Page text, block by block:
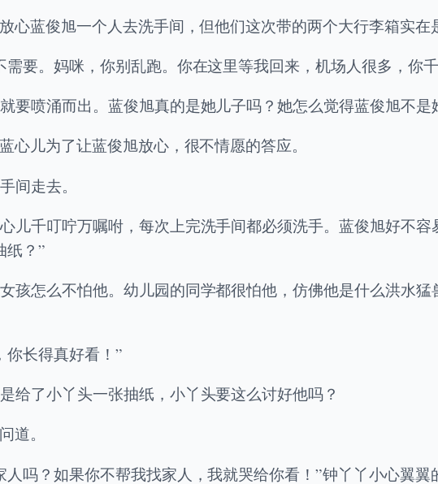
心蓝俊旭一个人去洗手间，但他们这次带的两个大行李箱实在
要。妈咪，你别乱跑。你在这里等我回来，机场人很多，你
要喷涌而出。蓝俊旭真的是她儿子吗？她怎么觉得蓝俊旭不是
心儿为了让蓝俊旭放心，很不情愿的答应。
间走去。
儿千叮咛万嘱咐，每次上完洗手间都必须洗手。蓝俊旭好不
纸？”
孩怎么不怕他。幼儿园的同学都很怕他，仿佛他是什么洪水
你长得真好看！”
给了小丫头一张抽纸，小丫头要这么讨好他吗？
道。
吗？如果你不帮我找家人，我就哭给你看！”钟丫丫小心翼翼